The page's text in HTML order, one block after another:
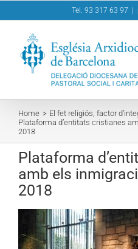
to
Tel. 93 317 63 97
Home
El fet religiós, factor
Plataforma d’entitats cristianes
2018
Plataforma
amb els
2018